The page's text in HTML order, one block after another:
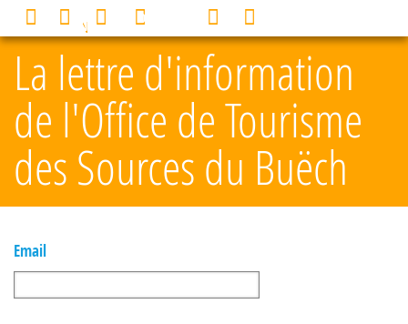
La lettre d'information
de l'Office de Tourisme
des Sources du Buëch
Email
MENU 0
Cookies management panel